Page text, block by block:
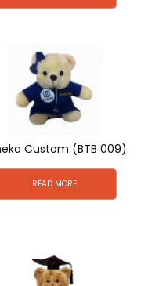
Custom (BTB 009)
READ MORE